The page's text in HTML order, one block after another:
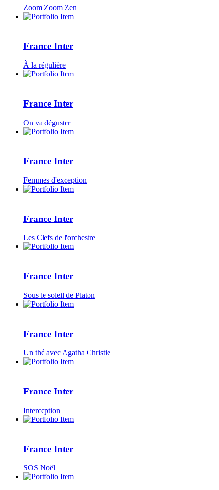
Zoom Zoom Zen
France Inter
À la régulière
France Inter
On va déguster
France Inter
Femmes d'exception
France Inter
Les Clefs de l'orchestre
France Inter
Sous le soleil de Platon
France Inter
Un thé avec Agatha Christie
France Inter
Interception
France Inter
SOS Noël